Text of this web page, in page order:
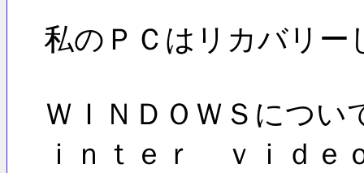
私のＰＣはリカバリー
ＷＩＮＤＯＷＳについ
ｉｎｔｅｒ ｖｉｄ